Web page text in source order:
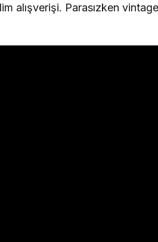
alışverişi. Parasızken